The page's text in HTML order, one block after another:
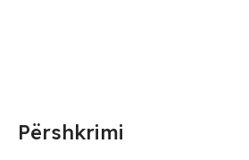
Përshkrimi